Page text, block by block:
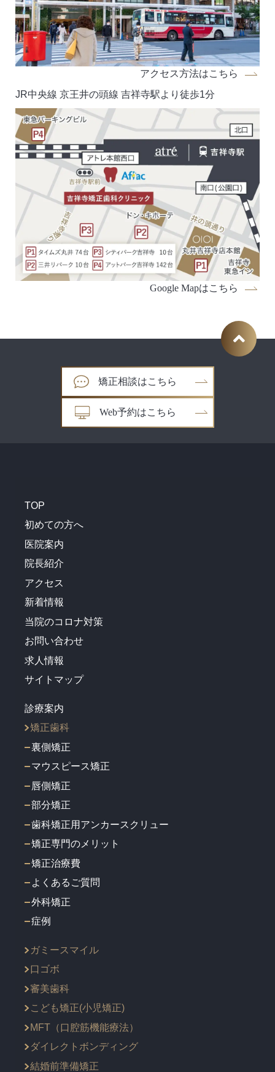
アクセス方法はこちら
JR中央線 京王井の頭線 吉祥寺駅より徒歩1分
Google Mapはこちら
矯正相談はこちら
Web予約はこちら
TOP
初めての方へ
医院案内
院長紹介
アクセス
新着情報
当院のコロナ対策
お問い合わせ
求人情報
サイトマップ
診療案内
矯正歯科
裏側矯正
マウスピース矯正
唇側矯正
部分矯正
歯科矯正用アンカースクリュー
矯正専門のメリット
矯正治療費
よくあるご質問
外科矯正
症例
ガミースマイル
口ゴボ
審美歯科
こども矯正(小児矯正)
MFT（口腔筋機能療法）
ダイレクトボンディング
結婚前準備矯正